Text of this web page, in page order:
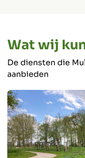
Wat wij
De diensten die
aanbieden